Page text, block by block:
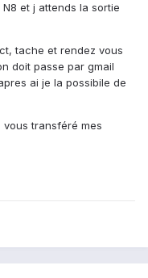
et j attends la sortie
tache et rendez vous
doit passe par gmail
ai je la possibile de
transféré mes